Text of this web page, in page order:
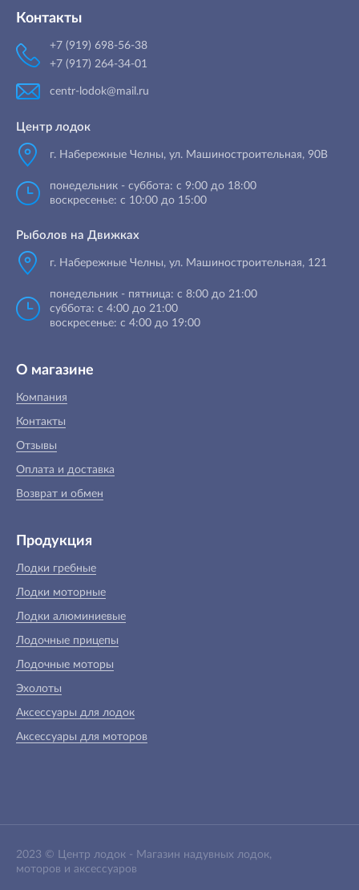
Контакты
+7 (919) 698-56-38
+7 (917) 264-34-01
centr-lodok@mail.ru
Центр лодок
г. Набережные Челны, ул. Машиностроительная, 90B
понедельник - суббота: с 9:00 до 18:00
воскресенье: с 10:00 до 15:00
Рыболов на Движках
г. Набережные Челны, ул. Машиностроительная, 121
понедельник - пятница: с 8:00 до 21:00
суббота: с 4:00 до 21:00
воскресенье: с 4:00 до 19:00
О магазине
Компания
Контакты
Отзывы
Оплата и доставка
Возврат и обмен
Продукция
Лодки гребные
Лодки моторные
Лодки алюминиевые
Лодочные прицепы
Лодочные моторы
Эхолоты
Аксессуары для лодок
Аксессуары для моторов
2023 © Центр лодок - Магазин надувных лодок,
моторов и аксессуаров